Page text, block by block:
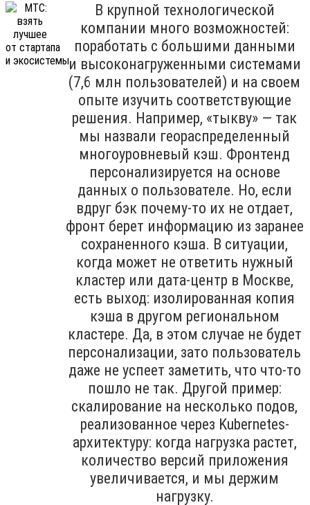
В крупной технологической
компании много возможностей:
поработать с большими данными
и высоконагруженными системами
(7,6 млн пользователей) и на своем
опыте изучить соответствующие
решения. Например, «тыкву» — так
мы назвали геораспределенный
многоуровневый кэш. Фронтенд
персонализируется на основе
данных о пользователе. Но, если
вдруг бэк почему-то их не отдает,
фронт берет информацию из заранее
сохраненного кэша. В ситуации,
когда может не ответить нужный
кластер или дата-центр в Москве,
есть выход: изолированная копия
кэша в другом региональном
кластере. Да, в этом случае не будет
персонализации, зато пользователь
даже не успеет заметить, что что-то
пошло не так. Другой пример:
скалирование на несколько подов,
реализованное через Kubernetes-
архитектуру: когда нагрузка растет,
количество версий приложения
увеличивается, и мы держим
нагрузку.